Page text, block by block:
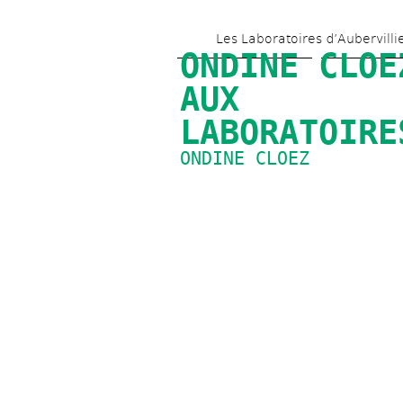
Les Laboratoires
ONDINE
AUX
ONDINE CLOEZ